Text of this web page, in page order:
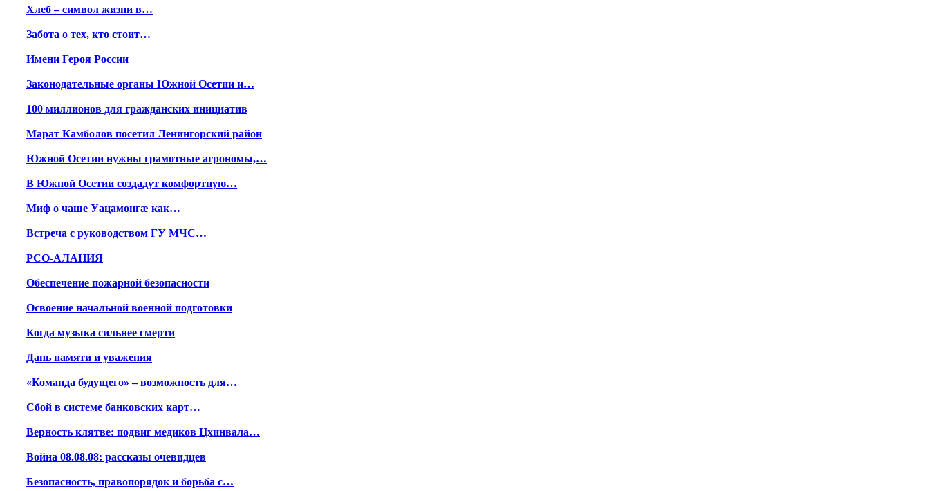
Хлеб – символ жизни в…
Забота о тех, кто стоит…
Имени Героя России
Законодательные органы Южной Осетии и…
100 миллионов для гражданских инициатив
Марат Камболов посетил Ленингорский район
Южной Осетии нужны грамотные агрономы,…
В Южной Осетии создадут комфортную…
Миф о чаше Уацамонгæ как…
Встреча с руководством ГУ МЧС…
РСО-АЛАНИЯ
Обеспечение пожарной безопасности
Освоение начальной военной подготовки
Когда музыка сильнее смерти
Дань памяти и уважения
«Команда будущего» – возможность для…
Сбой в системе банковских карт…
Верность клятве: подвиг медиков Цхинвала…
Война 08.08.08: рассказы очевидцев
Безопасность, правопорядок и борьба с…